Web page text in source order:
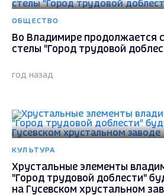
ОБЩЕСТВО
Во Владимире продолжается
стелы "Город трудовой
год назад
КУЛЬТУРА
Хрустальные элементы
"Город трудовой доблести"
на Гусевском хрустальном